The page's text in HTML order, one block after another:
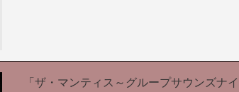
「ザ・マンティス～グループサウンズナイ